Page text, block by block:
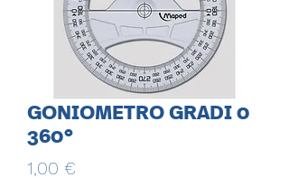
GONIOMETRO GRADI 0
360°
1,00 €